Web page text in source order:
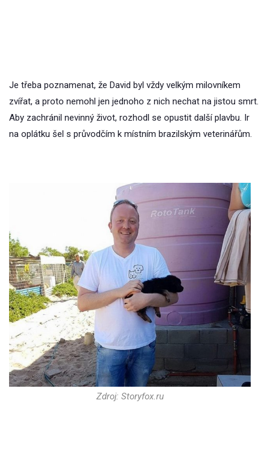
Je třeba poznamenat, že David byl vždy velkým milovníkem
zvířat, a proto nemohl jen jednoho z nich nechat na jistou smrt.
Aby zachránil nevinný život, rozhodl se opustit další plavbu. Ir
na oplátku šel s průvodčím k místním brazilským veterinářům.
Zdroj: Storyfox.ru